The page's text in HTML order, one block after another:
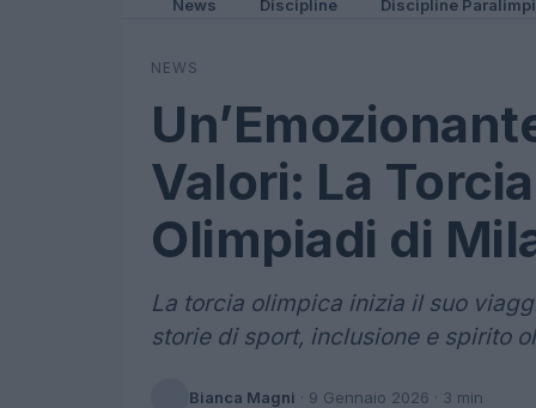
News Discipline Discipline
NEWS
Valori: La
Olimpiadi di
La torcia olimpica inizia il suo
storie di sport, inclusione e spirito
Bianca Magni · 9 Gennaio 2026 · 3 min